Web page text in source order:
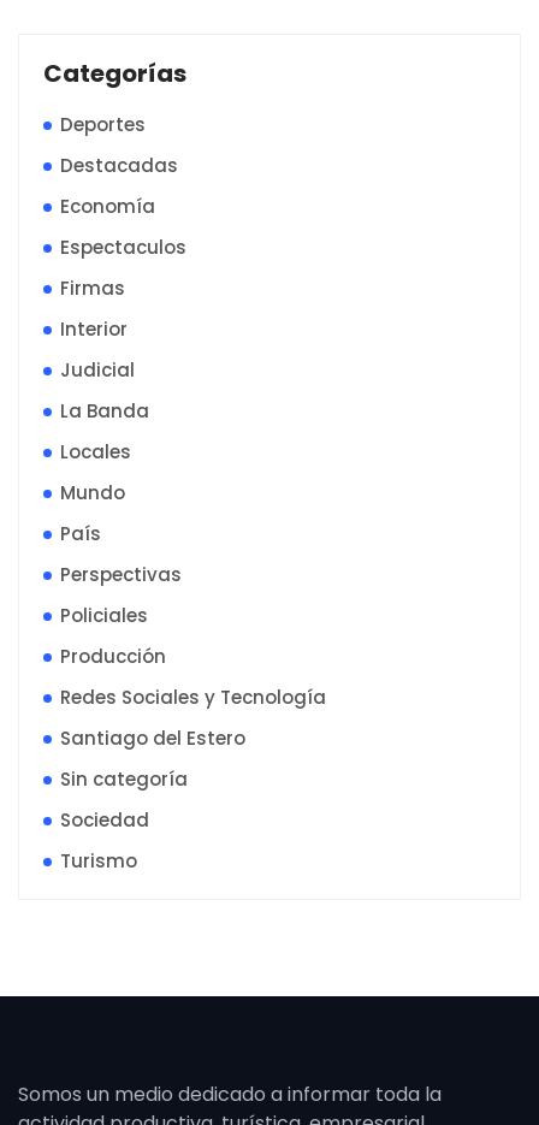
Categorías
Deportes
Destacadas
Economía
Espectaculos
Firmas
Interior
Judicial
La Banda
Locales
Mundo
País
Perspectivas
Policiales
Producción
Redes Sociales y Tecnología
Santiago del Estero
Sin categoría
Sociedad
Turismo
Somos un medio dedicado a informar toda la